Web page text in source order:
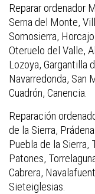
Reparar ordenador
Serna del Monte,
Somosierra,
Oteruelo del Valle,
Lozoya, Gargantilla
Navarredonda, San
Cuadrón, Canencia.
Reparación
de la Sierra,
Puebla de la Sierra,
Patones,
Cabrera,
Sieteiglesias.